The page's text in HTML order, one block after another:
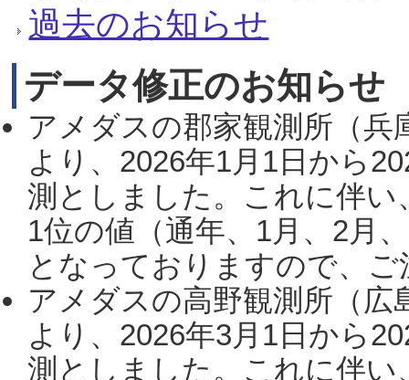
過去のお知らせ
データ修正のお知らせ
アメダスの郡家観測所（
より、2026年1月1日から
測としました。これに伴い
1位の値（通年、1月、2月
となっておりますので、
アメダスの高野観測所（
より、2026年3月1日から
測としました。これに伴い